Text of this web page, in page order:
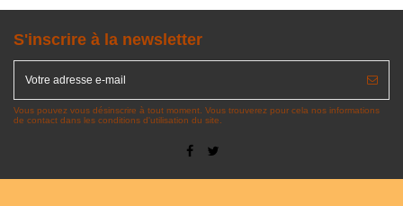
S'inscrire à la newsletter
Vous pouvez vous désinscrire à tout moment. Vous trouverez pour cela nos informations
de contact dans les conditions d'utilisation du site.